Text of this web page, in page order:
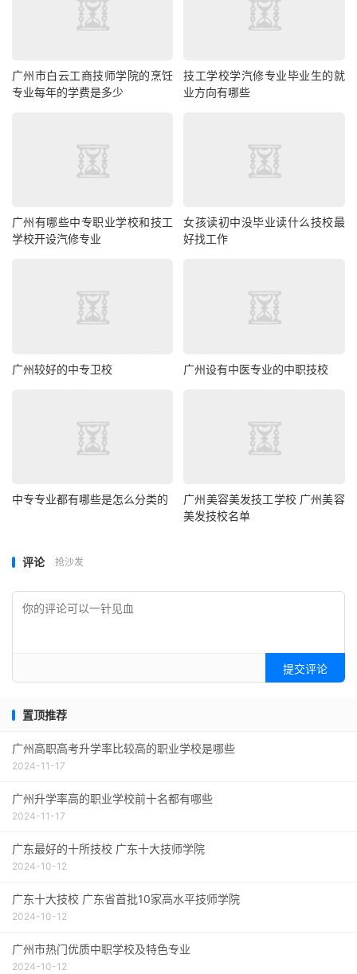
广州市白云工商技师学院的烹饪
专业每年的学费是多少
技工学校学汽修专业毕业生的就
业方向有哪些
广州有哪些中专职业学校和技工
学校开设汽修专业
女孩读初中没毕业读什么技校最
好找工作
广州较好的中专卫校 广州设有中医专业的中职技校
中专专业都有哪些是怎么分类的
广州美容美发技工学校 广州美容
美发技校名单
评论 抢沙发
提交评论
置顶推荐
广州高职高考升学率比较高的职业学校是哪些
2024-11-17
广州升学率高的职业学校前十名都有哪些
2024-11-17
广东最好的十所技校 广东十大技师学院
2024-10-12
广东十大技校 广东省首批10家高水平技师学院
2024-10-12
广州市热门优质中职学校及特色专业
2024-10-12